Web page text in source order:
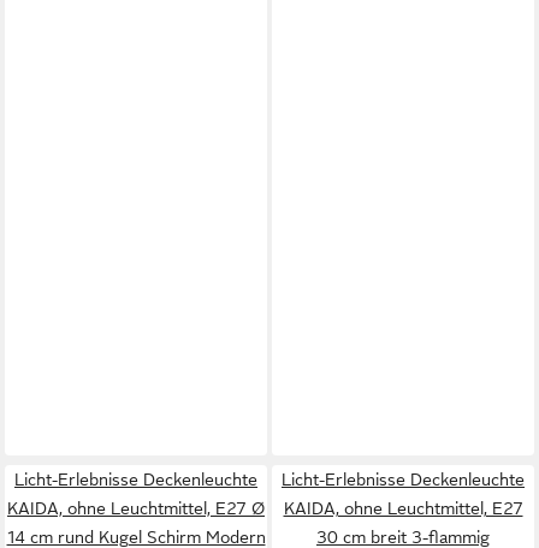
Licht-Erlebnisse Deckenleuchte
KAIDA, ohne Leuchtmittel, E27 Ø
14 cm rund Kugel Schirm Modern
Licht-Erlebnisse Deckenleuchte
KAIDA, ohne Leuchtmittel, E27
30 cm breit 3-flammig